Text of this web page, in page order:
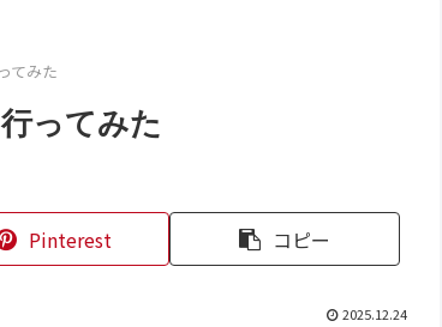
てみた
ってみた
Pinterest コピー
2025.12.24